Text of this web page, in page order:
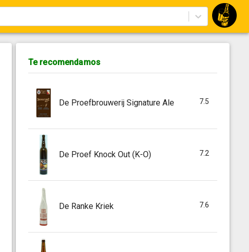
Te recomendamos
De Proefbrouwerij Signature Ale 7.5
De Proef Knock Out (K-O) 7.2
De Ranke Kriek 7.6